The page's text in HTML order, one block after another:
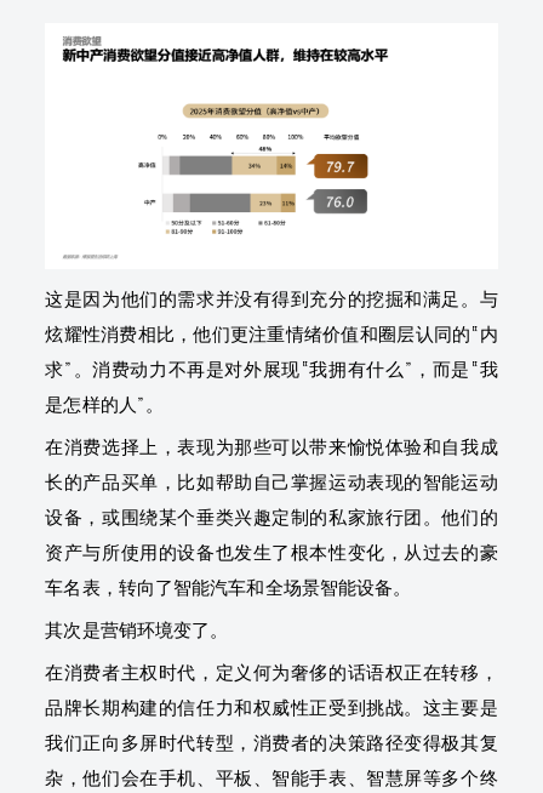
这是因为他们的需求并没有得到充分的挖掘和满足。与
炫耀性消费相比，他们更注重情绪价值和圈层认同的“内
求”。消费动力不再是对外展现“我拥有什么”，而是“我
是怎样的人”。
在消费选择上，表现为那些可以带来愉悦体验和自我成
长的产品买单，比如帮助自己掌握运动表现的智能运动
设备，或围绕某个垂类兴趣定制的私家旅行团。他们的
资产与所使用的设备也发生了根本性变化，从过去的豪
车名表，转向了智能汽车和全场景智能设备。
其次是营销环境变了。
在消费者主权时代，定义何为奢侈的话语权正在转移，
品牌长期构建的信任力和权威性正受到挑战。这主要是
我们正向多屏时代转型，消费者的决策路径变得极其复
杂，他们会在手机、平板、智能手表、智慧屏等多个终